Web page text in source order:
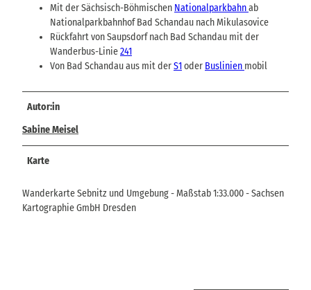
Mit der Sächsisch-Böhmischen Nationalparkbahnab
Nationalparkbahnhof Bad Schandau nach Mikulasovice
Rückfahrt von Saupsdorf nach Bad Schandau mit der
Wanderbus-Linie241
Von Bad Schandau aus mit derS1oder Buslinien mobil
Autor:in
Sabine Meisel
Karte
Wanderkarte Sebnitz und Umgebung - Maßstab 1:33.000 - Sachsen
Kartographie GmbH Dresden